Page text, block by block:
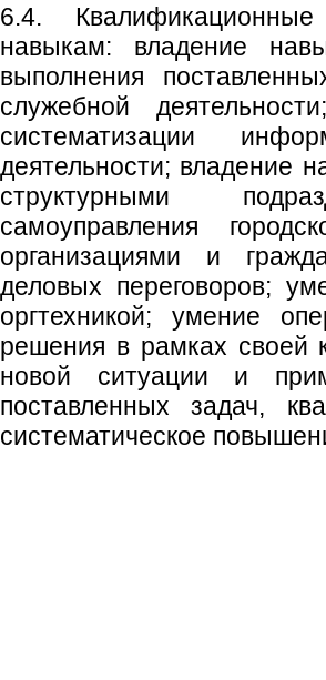
6.4.
навыкам: владение
выполнения
служебной
систематизации
деятельности; владение
структурными
самоуправления
организациями и
деловых переговоров;
оргтехникой; умение
решения в рамках своей
новой ситуации и
поставленных задач,
систематическое